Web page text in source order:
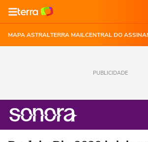
MAPA ASTRALTERRA MAILCENTRAL DO
PUBLICIDADE